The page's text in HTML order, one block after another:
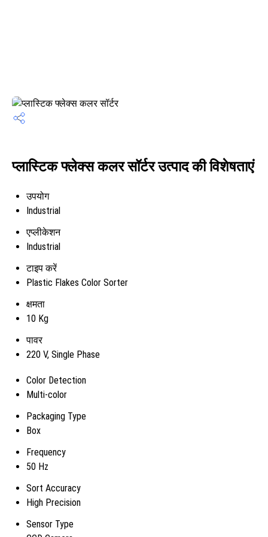
प्लास्टिक फ्लेक्स कलर सॉर्टर उत्पाद की विशेषताएं
उपयोग
Industrial
एप्लीकेशन
Industrial
टाइप करें
Plastic Flakes Color Sorter
क्षमता
10 Kg
पावर
220 V, Single Phase
Color Detection
Multi-color
Packaging Type
Box
Frequency
50 Hz
Sort Accuracy
High Precision
Sensor Type